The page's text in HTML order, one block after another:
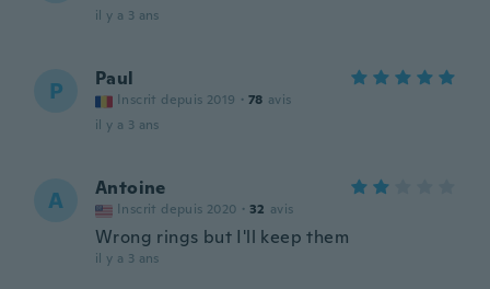
il y a 3 ans
P Paul
Inscrit depuis 2019 · 78 avis
il y a 3 ans
A Antoine
Inscrit depuis 2020 · 32 avis
Wrong rings but I'll keep them
il y a 3 ans